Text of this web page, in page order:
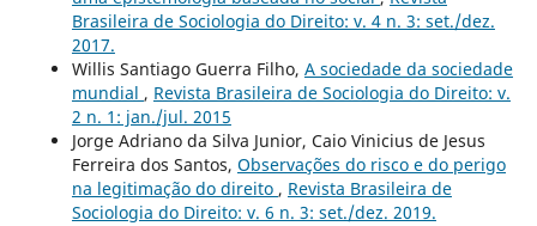
Brasileira de Sociologia do Direito: v. 4 n. 3: set./dez.
2017.
Willis Santiago Guerra Filho, A sociedade da sociedade
mundial , Revista Brasileira de Sociologia do Direito: v.
2 n. 1: jan./jul. 2015
Jorge Adriano da Silva Junior, Caio Vinicius de Jesus
Ferreira dos Santos, Observações do risco e do perigo
na legitimação do direito , Revista Brasileira de
Sociologia do Direito: v. 6 n. 3: set./dez. 2019.